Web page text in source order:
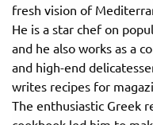
fresh vision of
He is a star chef on
and he also works as a
and high-end
writes recipes for
The enthusiastic Greek